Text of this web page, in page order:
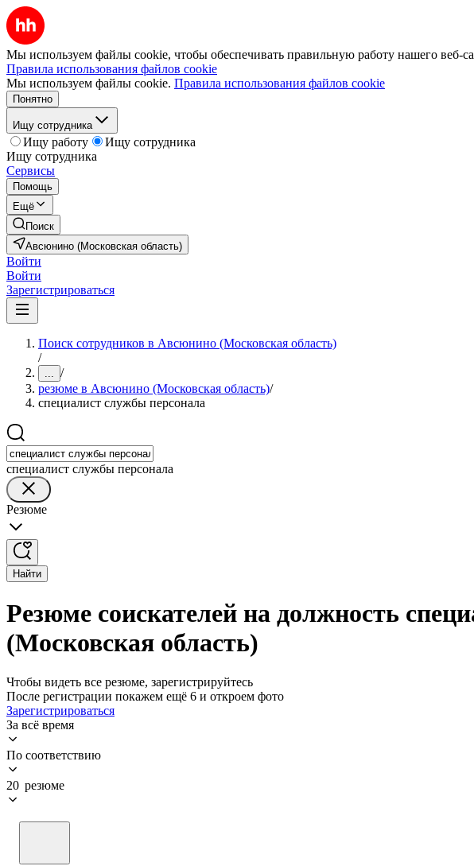
Мы используем файлы cookie, чтобы обеспечивать правильную работу нашего веб-
Правила использования файлов cookie
Мы используем файлы cookie. Правила использования файлов cookie
Понятно
Ищу сотрудника
Ищу работу
Ищу сотрудника
Ищу сотрудника
Сервисы
Помощь
Ещё
Поиск
Авсюнино (Московская область)
Войти
Войти
Зарегистрироваться
Поиск сотрудников в Авсюнино (Московская область)
/
... /
резюме в Авсюнино (Московская область)/
специалист службы персонала
специалист службы персонала
Резюме
Найти
Резюме соискателей на должность
(Московская область)
Чтобы видеть все резюме, зарегистрируйтесь
После регистрации покажем ещё 6 и откроем фото
Зарегистрироваться
За всё время
По соответствию
20 резюме